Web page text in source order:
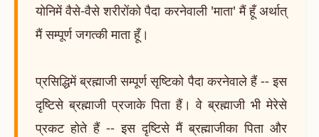
योनिमें वैसे-वैसे शरीरोंको पैदा करनेवाली 'माता' मैं हूँ अर्थात्
मैं सम्पूर्ण जगत्की माता हूँ।
प्रसिद्धिमें ब्रह्माजी सम्पूर्ण सृष्टिको पैदा करनेवाले हैं -- इस
दृष्टिसे ब्रह्माजी प्रजाके पिता हैं। वे ब्रह्माजी भी मेरेसे
प्रकट होते हैं -- इस दृष्टिसे मैं ब्रह्माजीका पिता और